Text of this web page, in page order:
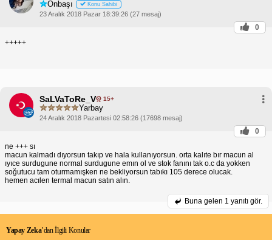
Onbaşı Konu Sahibi
23 Aralık 2018 Pazar 18:39:26 (27 mesaj)
0
+++++
SaLVaToRe_V 15+
Yarbay
24 Aralık 2018 Pazartesi 02:58:26 (17698 mesaj)
0
ne +++ sı
macun kalmadı dıyorsun takıp ve hala kullanıyorsun. orta kalıte bır macun al
ıyıce surdugune normal surdugune emın ol ve stok fanını tak o.c da yokken
soğutucu tam oturmamışken ne bekliyorsun tabıkı 105 derece olucak.
hemen acılen termal macun satın alın.
Buna gelen 1 yanıtı gör.
Yapay Zeka’dan İlgili Konular